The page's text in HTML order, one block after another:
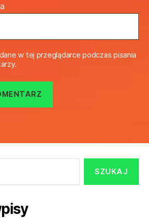
w tej przeglądarce podczas pisania